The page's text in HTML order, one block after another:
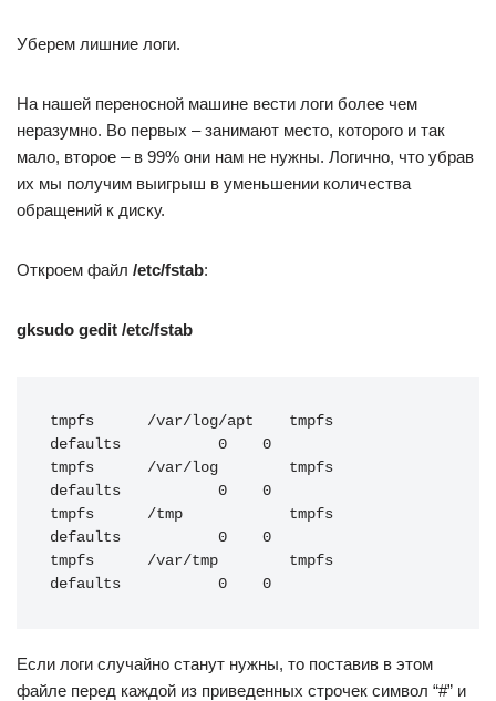
Уберем лишние логи.
На нашей переносной машине вести логи более чем
неразумно. Во первых – занимают место, которого и так
мало, второе – в 99% они нам не нужны. Логично, что убрав
их мы получим выигрыш в уменьшении количества
обращений к диску.
Откроем файл /etc/fstab:
gksudo gedit /etc/fstab
tmpfs      /var/log/apt    tmpfs
defaults           0    0
tmpfs      /var/log        tmpfs
defaults           0    0
tmpfs      /tmp            tmpfs
defaults           0    0
tmpfs      /var/tmp        tmpfs
defaults           0    0
Если логи случайно станут нужны, то поставив в этом
файле перед каждой из приведенных строчек символ “#” и